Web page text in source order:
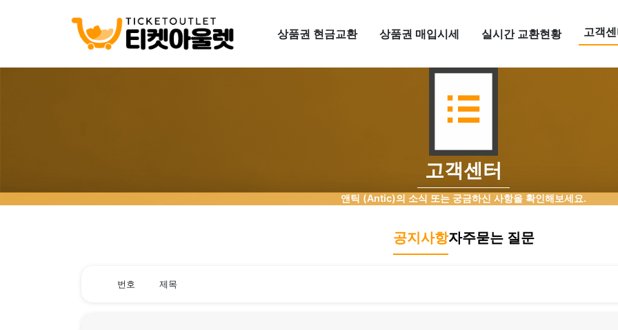
상품권 현금교환 상품권 매입시세 실시간 교환현황 고객
고객센터
앤틱 (Antic)의 소식 또는 궁금하신 사항을 확인해보세요.
공지사항자주묻는 질문
번호 제목